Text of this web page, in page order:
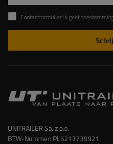
Contactformulier Ik geef toestemming voor de verwerking van mijn persoonlijke gegevens in het
UNITRAILER Sp. z o.o.
BTW-Nummer: PL5213739921